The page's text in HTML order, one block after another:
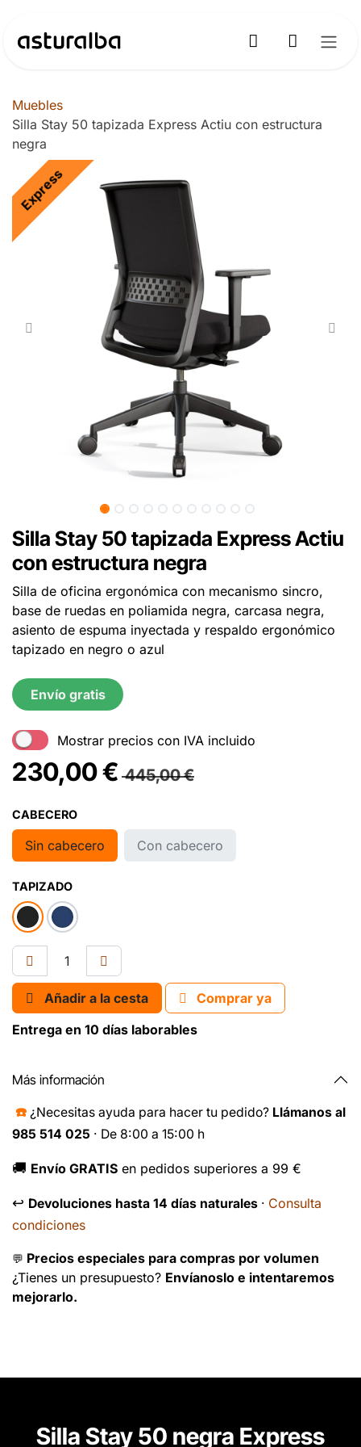
Muebles
Silla Stay 50 tapizada Express Actiu con estructura
negra
Express
Silla Stay 50 tapizada Express Actiu
con estructura negra
Silla de oficina ergonómica con mecanismo sincro,
base de ruedas en poliamida negra, carcasa negra,
asiento de espuma inyectada y respaldo ergonómico
tapizado en negro o azul
Envío gratis
Mostrar precios con IVA incluido
230,00€ 445,00€
CABECERO
Sin cabecero Con cabecero
TAPIZADO
Añadir a la cesta
Comprar ya
Entrega en 10 días laborables
Más información
☎️ ¿Necesitas ayuda para hacer tu pedido? Llámanos al
985 514 025 · De 8:00 a 15:00 h
🚚 Envío GRATIS en pedidos superiores a 99 €
↩️ Devoluciones hasta 14 días naturales · Consulta
condiciones
💬 Precios especiales para compras por volumen
¿Tienes un presupuesto? Envíanoslo e intentaremos
mejorarlo.
Silla Stay 50 negra Express